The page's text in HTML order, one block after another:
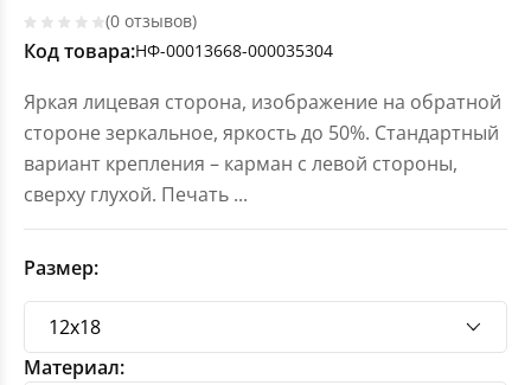
(0 отзывов)
Код товара:НФ-00013668-000035304
Яркая лицевая сторона, изображение на обратной
стороне зеркальное, яркость до 50%. Стандартный
вариант крепления – карман с левой стороны,
сверху глухой. Печать ...
Размер:
Материал: